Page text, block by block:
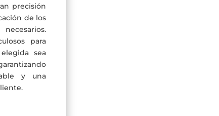
precisión
de los
para
sea
y una